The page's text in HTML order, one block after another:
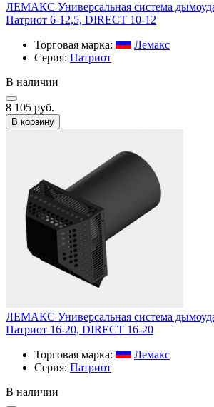
ЛЕМАКС Универсальная система
Патриот 6-12,5, DIRECT 10-12
Торговая марка:
Лемакс
Серия: Патриот
В наличии
8 105 руб.
В корзину
ЛЕМАКС Универсальная система
Патриот 16-20, DIRECT 16-20
Торговая марка:
Лемакс
Серия: Патриот
В наличии